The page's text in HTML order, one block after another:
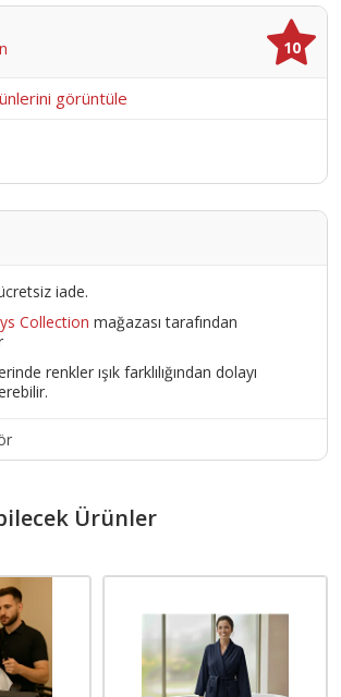
10
görüntüle
iade.
Collection mağazası tarafından
renkler ışık farklılığından dolayı
Ürünler